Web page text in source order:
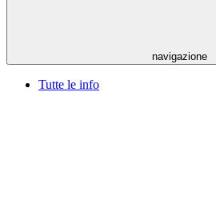
navigazione
Tutte le info